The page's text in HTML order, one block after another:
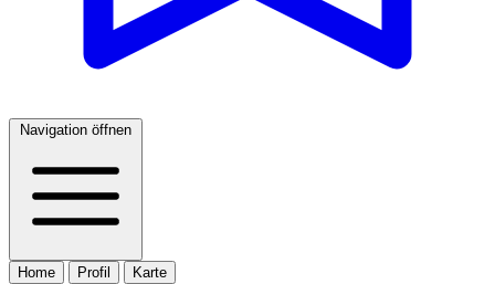
Navigation öffnen
Home Profil Karte